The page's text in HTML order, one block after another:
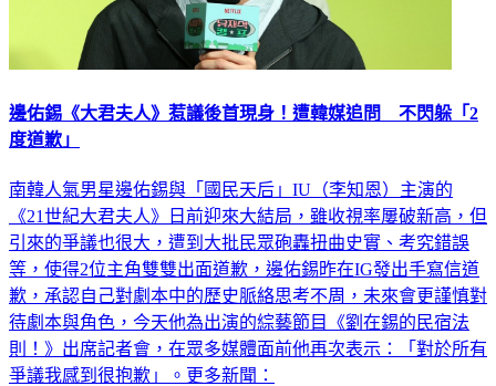
邊佑錫《大君夫人》惹議後首現身！遭韓媒追問 不閃躲「2
度道歉」
南韓人氣男星邊佑錫與「國民天后」IU（李知恩）主演的
《21世紀大君夫人》日前迎來大結局，雖收視率屢破新高，但
引來的爭議也很大，遭到大批民眾砲轟扭曲史實、考究錯誤
等，使得2位主角雙雙出面道歉，邊佑錫昨在IG發出手寫信道
歉，承認自己對劇本中的歷史脈絡思考不周，未來會更謹慎對
待劇本與角色，今天他為出演的綜藝節目《劉在錫的民宿法
則！》出席記者會，在眾多媒體面前他再次表示：「對於所有
爭議我感到很抱歉」。更多新聞：